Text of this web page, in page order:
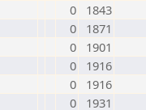
0
1843
0
1871
0
1901
0
1916
0
1916
0
1931